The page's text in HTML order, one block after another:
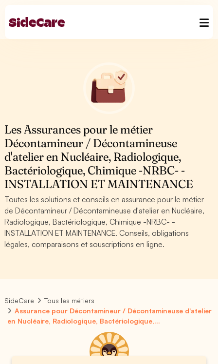
Les Assurances pour le métier
Décontamineur / Décontamineuse
d'atelier en Nucléaire, Radiologique,
Bactériologique, Chimique -NRBC- -
INSTALLATION ET MAINTENANCE
Toutes les solutions et conseils en assurance pour le métier
de Décontamineur / Décontamineuse d'atelier en Nucléaire,
Radiologique, Bactériologique, Chimique -NRBC- -
INSTALLATION ET MAINTENANCE. Conseils, obligations
légales, comparaisons et souscriptions en ligne.
SideCare
Tous les métiers
Assurance pour Décontamineur / Décontamineuse d'atelier
en Nucléaire, Radiologique, Bactériologique,...